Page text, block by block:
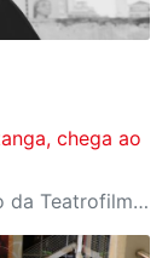
chega ao
Com entrada gratuita, novo espetáculo da Teatrofilme é uma adaptação do romance de Caetano Galindo, com direção de arte de Daniela Thomas